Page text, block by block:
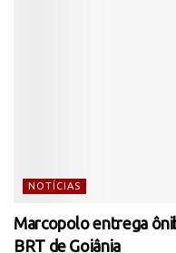
NOTÍCIAS
Marcopolo entrega
BRT de Goiânia